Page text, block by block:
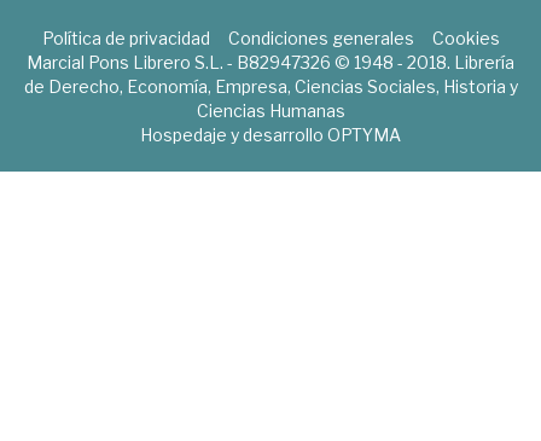
Política de privacidad Condiciones generales
Cookies
Marcial Pons Librero S.L. - B82947326 © 1948 - 2018. Librería
de Derecho, Economía, Empresa, Ciencias Sociales, Historia y
Ciencias Humanas
Hospedaje y desarrollo OPTYMA